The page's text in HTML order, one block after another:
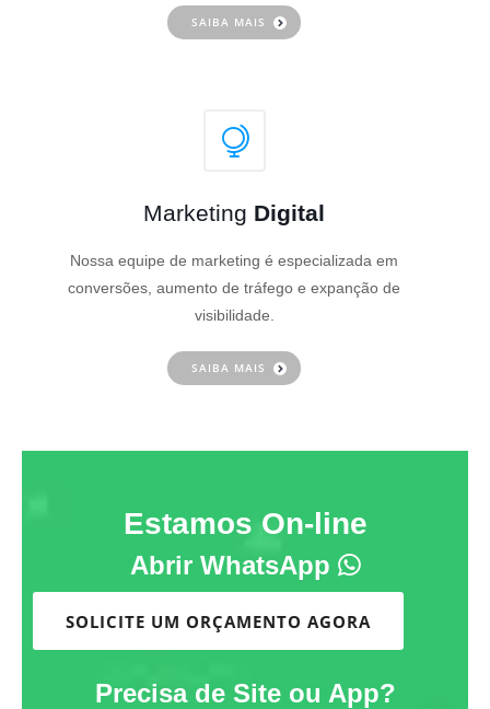
SAIBA MAIS
Marketing Digital
Nossa equipe de marketing é especializada em
conversões, aumento de tráfego e expanção de
visibilidade.
SAIBA MAIS
Estamos On-line
Abrir WhatsApp
SOLICITE UM ORÇAMENTO AGORA
Precisa de Site ou App?